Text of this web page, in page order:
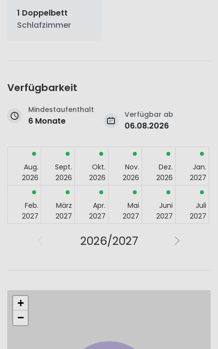
1 Doppelbett
Schlafzimmer
Verfügbarkeit
Mindestaufenthalt
6 Monate
Verfügbar ab
06.08.2026
Aug.
2026
Sept.
2026
Okt.
2026
Nov.
2026
Dez.
2026
Jan.
2027
Feb.
2027
März
2027
Apr.
2027
Mai
2027
Juni
2027
Juli
2027
2026/2027
+
−